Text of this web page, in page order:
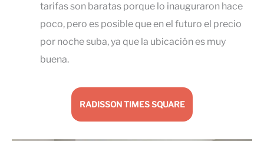
tarifas son baratas porque lo inauguraron hace
poco, pero es posible que en el futuro el precio
por noche suba, ya que la ubicación es muy
buena.
RADISSON TIMES SQUARE